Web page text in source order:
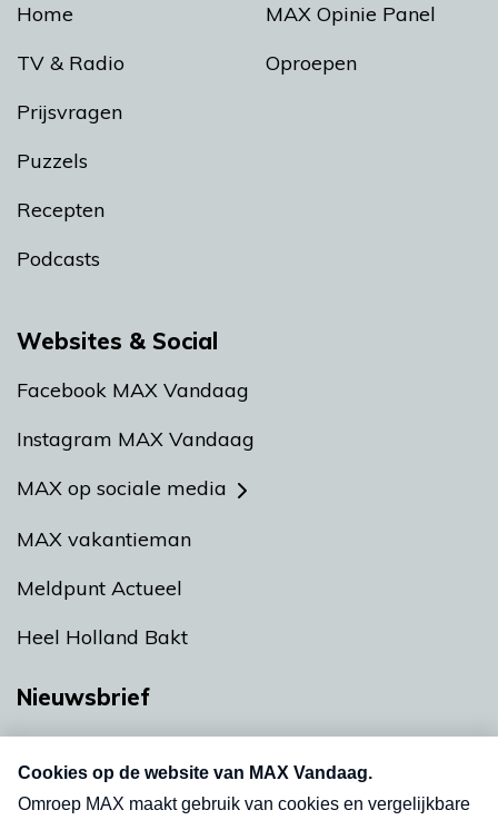
Home
TV & Radio
Prijsvragen
Puzzels
Recepten
Podcasts
MAX Opinie Panel
Oproepen
Websites & Social
Facebook MAX Vandaag
Instagram MAX Vandaag
MAX op sociale media
MAX vakantieman
Meldpunt Actueel
Heel Holland Bakt
Nieuwsbrief
Neem hier een gratis abonnement op onze
nieuwsbrief. Elke vrijdag- en dinsdagochtend in
uw mailbox.